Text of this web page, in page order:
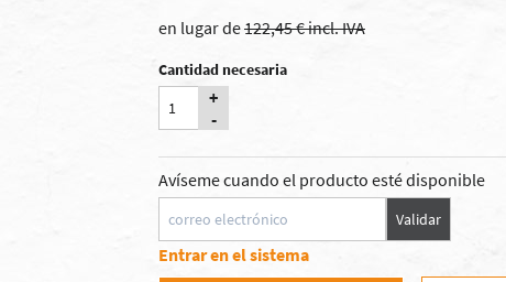
en lugar de122,45 € incl. IVA
Cantidad necesaria
+
-
Avíseme cuando el producto esté disponible
Validar
Entrar en el sistema